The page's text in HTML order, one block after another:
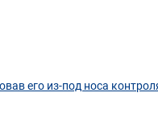
его из-под носа